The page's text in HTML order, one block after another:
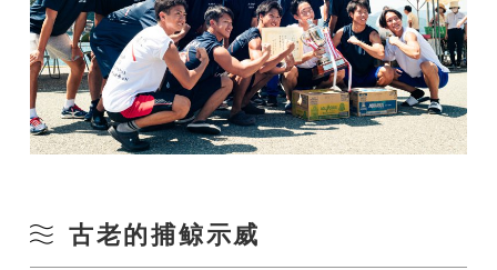
古老的捕鲸示威